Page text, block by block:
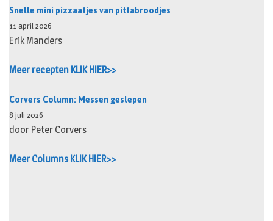
Snelle mini pizzaatjes van pittabroodjes
11 april 2026
Erik Manders
Meer recepten KLIK HIER>>
Corvers Column: Messen geslepen
8 juli 2026
door Peter Corvers
Meer Columns KLIK HIER>>